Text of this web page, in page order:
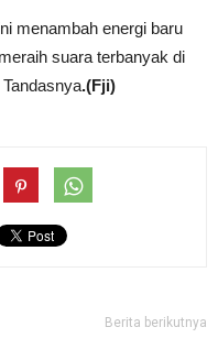
menambah energi baru
suara terbanyak di
.(Fji)
Berita berikutnya